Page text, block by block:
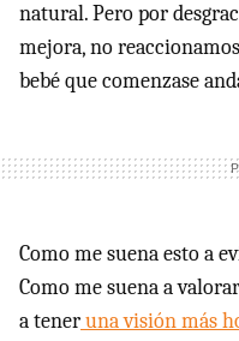
natural. Pero por
mejora, no
bebé que comenzase
Como me suena esto a
Como me suena a
a teneruna visión más